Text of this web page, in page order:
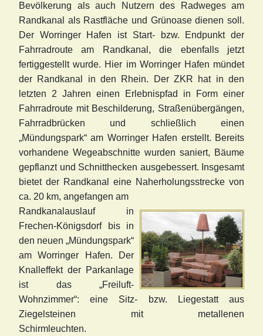
Bevölkerung als auch Nutzern des Radweges am
Randkanal als Rastfläche und Grünoase dienen soll.
Der Worringer Hafen ist Start- bzw. Endpunkt der
Fahrradroute am Randkanal, die ebenfalls jetzt
fertiggestellt wurde. Hier im Worringer Hafen mündet
der Randkanal in den Rhein. Der ZKR hat in den
letzten 2 Jahren einen Erlebnispfad in Form einer
Fahrradroute mit Beschilderung, Straßenübergängen,
Fahrradbrücken und schließlich einen
„Mündungspark“ am Worringer Hafen erstellt. Bereits
vorhandene Wegeabschnitte wurden saniert, Bäume
gepflanzt und Schnitthecken ausgebessert. Insgesamt
bietet der Randkanal eine Naherholungsstrecke von
ca. 20 km, angefangen am
Randkanalauslauf in
Frechen-Königsdorf bis in
den neuen „Mündungspark“
am Worringer Hafen. Der
Knalleffekt der Parkanlage
ist das „Freiluft-
Wohnzimmer“: eine Sitz- bzw. Liegestatt aus
Ziegelsteinen mit metallenen
Schirmleuchten.